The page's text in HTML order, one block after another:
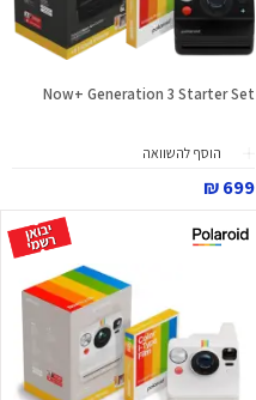
Now+ Generation 3 Starter Set
הוסף להשוואה
699 ₪